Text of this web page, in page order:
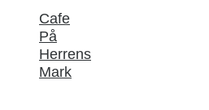
Cafe
På
Herrens
Mark